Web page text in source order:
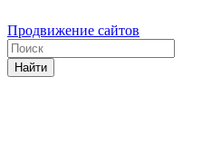
Продвижение сайтов
Найти